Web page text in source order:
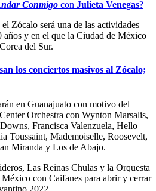
Conmigo con Julieta Venegas?
Zócalo será una de las actividades
y en el que la Ciudad de México
del Sur.
los conciertos masivos al Zócalo;
en Guanajuato con motivo del
Orchestra con Wynton Marsalis,
Francisca Valenzuela, Hello
Toussaint, Mademoiselle, Roosevelt,
Miranda y Los de Abajo.
Las Reinas Chulas y la Orquesta
con Caifanes para abrir y cerrar
2022.